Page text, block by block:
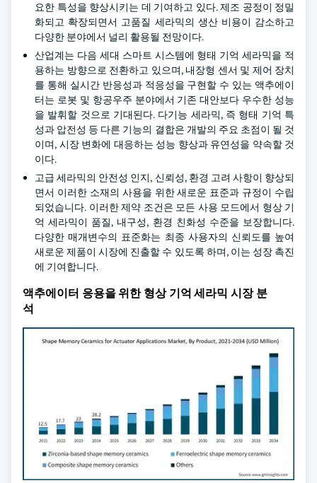
요한 특성을 향상시키는 데 기여하고 있다. 제조 공정이 정밀
화되고 확장되면서 고품질 세라믹의 생산 비용이 감소하고
다양한 분야에서 널리 활용될 전망이다.
산업계는 다음 세대 스마트 시스템에 형태 기억 세라믹을 적
용하는 방향으로 전환하고 있으며, 내장형 센서 및 제어 장치
를 통해 실시간 반응성과 적응성을 구현할 수 있는 액추에이
터는 로봇 및 항공우주 분야에서 기존 대안보다 우수한 성능
을 발휘할 것으로 기대된다. 다기능 세라믹, 즉 형태 기억 특
성과 압전성 등 다른 기능의 결합은 개발의 주요 초점이 될 것
이며, 시장 변화에 대응하는 성능 향상과 유연성을 약속할 것
이다.
고급 세라믹의 안전성 인지, 신뢰성, 환경 고려 사항이 향상되
면서 이러한 소재의 사용을 위한 새로운 표준과 규정이 수립
되었습니다. 이러한 제약 조건은 모든 사용 모드에서 형상 기
억 세라믹이 품질, 내구성, 환경 친화성 수준을 보장합니다.
다양한 매개변수의 표준화는 최종 사용자의 신뢰도를 높여
새로운 제품이 시장에 진출할 수 있도록 하며, 이는 성장 촉진
에 기여합니다.
액추에이터 응용을 위한 형상 기억 세라믹 시장 분
석